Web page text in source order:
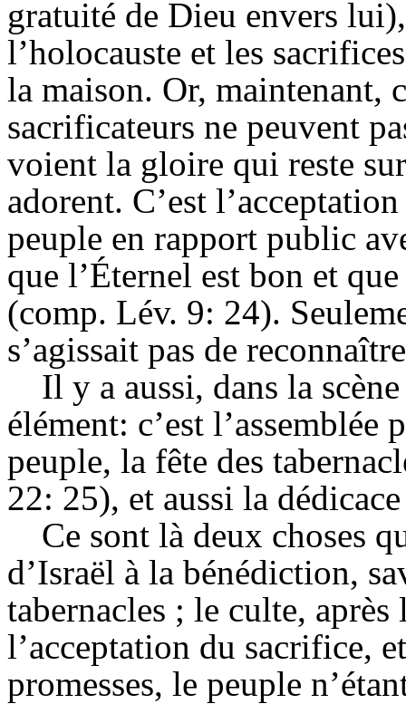
gratuité de Dieu envers
l’holocauste et les
la maison. Or, maintenant,
sacrificateurs ne peuvent
voient la gloire qui reste
adorent. C’est
peuple en rapport public
que l’Éternel est bon et
(comp. Lév. 9: 24).
s’agissait pas de
Il y a aussi, dans la
élément: c’est
peuple, la fête des
22: 25), et aussi la
Ce sont là deux choses
d’Israël à la bénédiction,
tabernacles ; le culte,
l’acceptation du sacrifice,
promesses, le peuple